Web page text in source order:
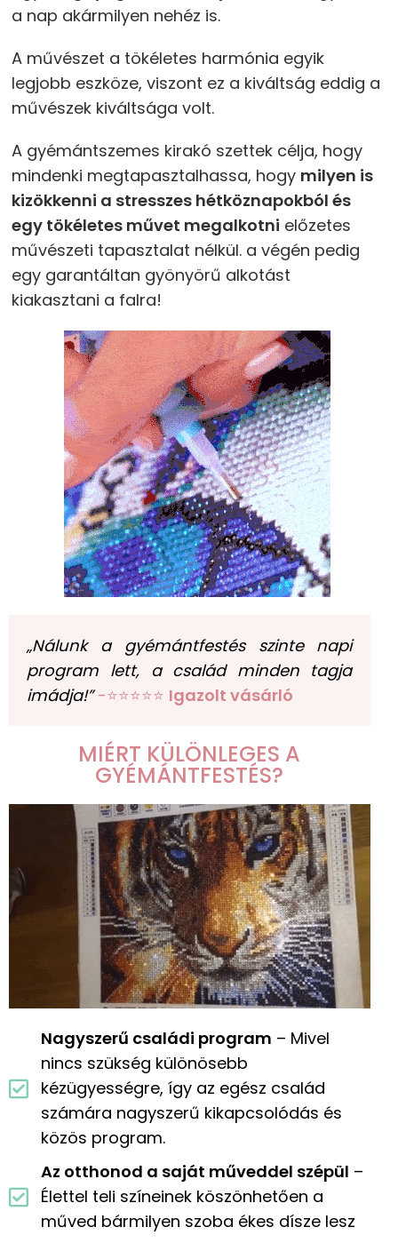
a nap akármilyen nehéz is.
A művészet a tökéletes harmónia egyik
legjobb eszköze, viszont ez a kiváltság eddig a
művészek kiváltsága volt.
A gyémántszemes kirakó szettek célja, hogy
mindenki megtapasztalhassa, hogy milyen is
kizökkenni a stresszes hétköznapokból és
egy tökéletes művet megalkotni előzetes
művészeti tapasztalat nélkül. a végén pedig
egy garantáltan gyönyörű alkotást
kiakasztani a falra!
„Nálunk a gyémántfestés szinte napi
program lett, a család minden tagja
imádja!” -⭐⭐⭐⭐⭐ Igazolt vásárló
MIÉRT KÜLÖNLEGES A
GYÉMÁNTFESTÉS?
Nagyszerű családi program – Mivel
nincs szükség különösebb
kézügyességre, így az egész család
számára nagyszerű kikapcsolódás és
közös program.
Az otthonod a saját műveddel szépül –
Élettel teli színeinek köszönhetően a
műved bármilyen szoba ékes dísze lesz